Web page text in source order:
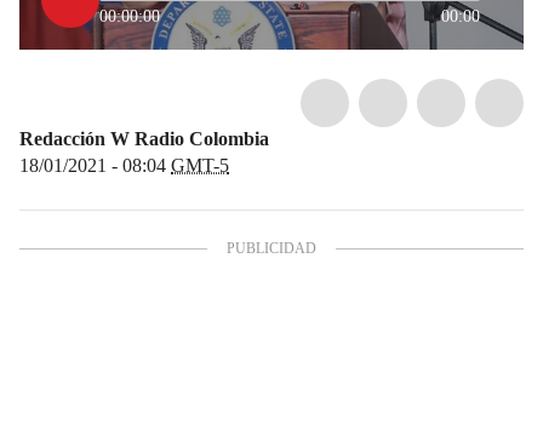
00:00:00 00:00
Redacción W Radio Colombia
18/01/2021 - 08:04 GMT-5